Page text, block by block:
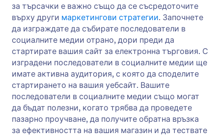
за търсачки е важно също да се съсредоточите
върху други маркетингови стратегии. Започнете
да изграждате да събирате последователи в
социалните медии отрано, дори преди да
стартирате вашия сайт за електронна търговия. С
изградени последователи в социалните медии ще
имате активна аудитория, с която да споделите
стартирането на вашия уебсайт. Вашите
последователи в социалните медии също могат
да бъдат полезни, когато трябва да проведете
пазарно проучване, да получите обратна връзка
за ефективността на вашия магазин и да тествате